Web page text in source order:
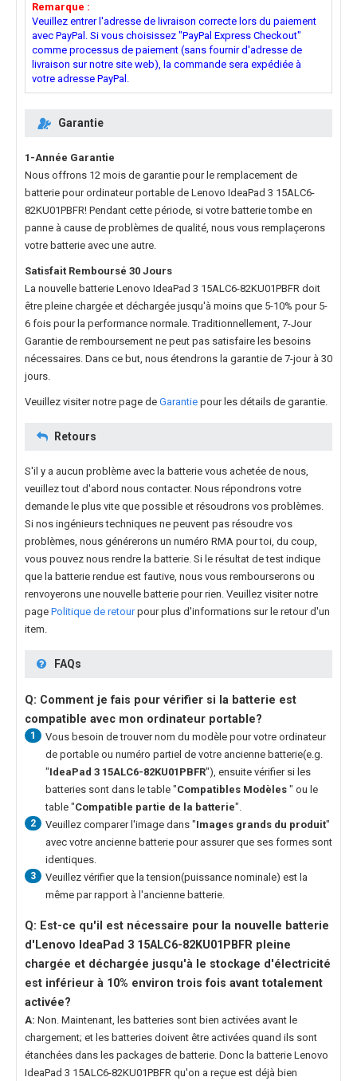
Remarque :
Veuillez entrer l'adresse de livraison correcte lors du paiement
avec PayPal. Si vous choisissez "PayPal Express Checkout"
comme processus de paiement (sans fournir d'adresse de
livraison sur notre site web), la commande sera expédiée à
votre adresse PayPal.
Garantie
1-Année Garantie
Nous offrons 12 mois de garantie pour le remplacement de
batterie pour ordinateur portable de Lenovo IdeaPad 3 15ALC6-
82KU01PBFR! Pendant cette période, si votre batterie tombe en
panne à cause de problèmes de qualité, nous vous remplaçerons
votre batterie avec une autre.
Satisfait Remboursé 30 Jours
La nouvelle batterie Lenovo IdeaPad 3 15ALC6-82KU01PBFR doit
être pleine chargée et déchargée jusqu'à moins que 5-10% pour 5-
6 fois pour la performance normale. Traditionnellement, 7-Jour
Garantie de remboursement ne peut pas satisfaire les besoins
nécessaires. Dans ce but, nous étendrons la garantie de 7-jour à 30
jours.
Veuillez visiter notre page de Garantie pour les détails de garantie.
Retours
S'il y a aucun problème avec la batterie vous achetée de nous,
veuillez tout d'abord nous contacter. Nous répondrons votre
demande le plus vite que possible et résoudrons vos problèmes.
Si nos ingénieurs techniques ne peuvent pas résoudre vos
problèmes, nous générerons un numéro RMA pour toi, du coup,
vous pouvez nous rendre la batterie. Si le résultat de test indique
que la batterie rendue est fautive, nous vous rembourserons ou
renvoyerons une nouvelle batterie pour rien. Veuillez visiter notre
page Politique de retourpour plus d'informations sur le retour d'un
item.
FAQs
Q: Comment je fais pour vérifier si la batterie est
compatible avec mon ordinateur portable?
1
Vous besoin de trouver nom du modèle pour votre ordinateur
de portable ou numéro partiel de votre ancienne batterie(e.g.
"IdeaPad 3 15ALC6-82KU01PBFR"), ensuite vérifier si les
batteries sont dans le table "Compatibles Modèles " ou le
table "Compatible partie de la batterie".
2 Veuillez comparer l'image dans "Images grands du produit"
avec votre ancienne batterie pour assurer que ses formes sont
identiques.
3
Veuillez vérifier que la tension(puissance nominale) est la
même par rapport à l'ancienne batterie.
Q: Est-ce qu'il est nécessaire pour la nouvelle batterie
d'Lenovo IdeaPad 3 15ALC6-82KU01PBFR pleine
chargée et déchargée jusqu'à le stockage d'électricité
est inférieur à 10% environ trois fois avant totalement
activée?
A: Non. Maintenant, les batteries sont bien activées avant le
chargement; et les batteries doivent être activées quand ils sont
étanchées dans les packages de batterie. Donc la batterie Lenovo
IdeaPad 3 15ALC6-82KU01PBFR qu'on a reçue est déjà bien